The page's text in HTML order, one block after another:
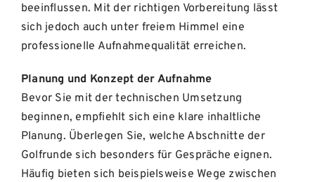
beeinflussen. Mit der richtigen Vorbereitung lässt
sich jedoch auch unter freiem Himmel eine
professionelle Aufnahmequalität erreichen.
Planung und Konzept der Aufnahme
Bevor Sie mit der technischen Umsetzung
beginnen, empfiehlt sich eine klare inhaltliche
Planung. Überlegen Sie, welche Abschnitte der
Golfrunde sich besonders für Gespräche eignen.
Häufig bieten sich beispielsweise Wege zwischen